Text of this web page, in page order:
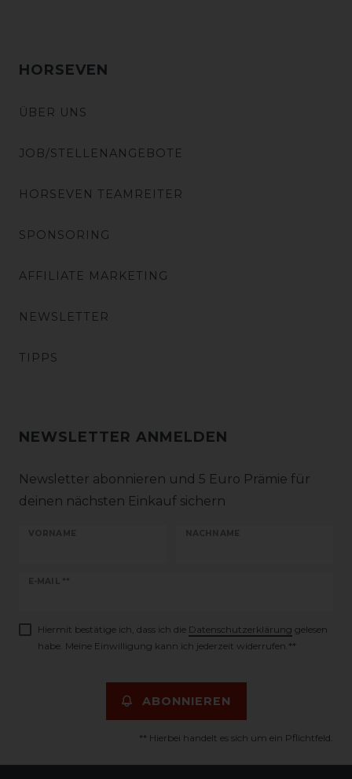
HORSEVEN
ÜBER UNS
JOB/STELLENANGEBOTE
HORSEVEN TEAMREITER
SPONSORING
AFFILIATE MARKETING
NEWSLETTER
TIPPS
NEWSLETTER ANMELDEN
Newsletter abonnieren und 5 Euro Prämie für
deinen nächsten Einkauf sichern
VORNAME NACHNAME
E-MAIL **
Newsletter
Hiermit bestätige ich, dass ich die Daten­schutz­erklärung gelesen
habe. Meine Einwilligung kann ich jederzeit widerrufen.**
ABONNIEREN
** Hierbei handelt es sich um ein Pflichtfeld.